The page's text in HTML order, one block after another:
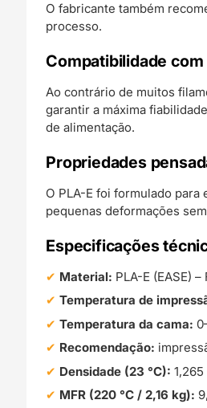
O fabricante também
processo.
Compatibilidade com
Ao contrário de muitos
garantir a máxima
de alimentação.
Propriedades
O PLA-E foi formulado
pequenas deformações
Especificações
Material: PLA-E (EASE) –
Temperatura de
Temperatura da cama:
Recomendação:
Densidade (23 °C):
MFR (220 °C / 2,16 kg):